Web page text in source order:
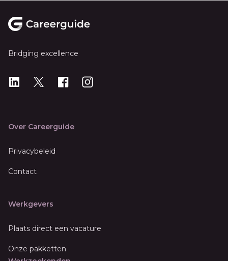
Bridging excellence
LinkedIn
X Instagram
Over Careerguide
Privacybeleid
Contact
Werkgevers
Plaats direct een vacature
Onze pakketten